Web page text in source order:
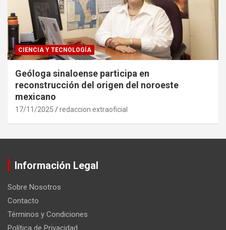
CIENCIA Y TECNOLOGÍA
Geóloga sinaloense participa en
reconstrucción del origen del noroeste
mexicano
17/11/2025 redaccion extraoficial
Información Legal
Sobre Nosotros
Contacto
Términos y Condiciones
Política de Privacidad